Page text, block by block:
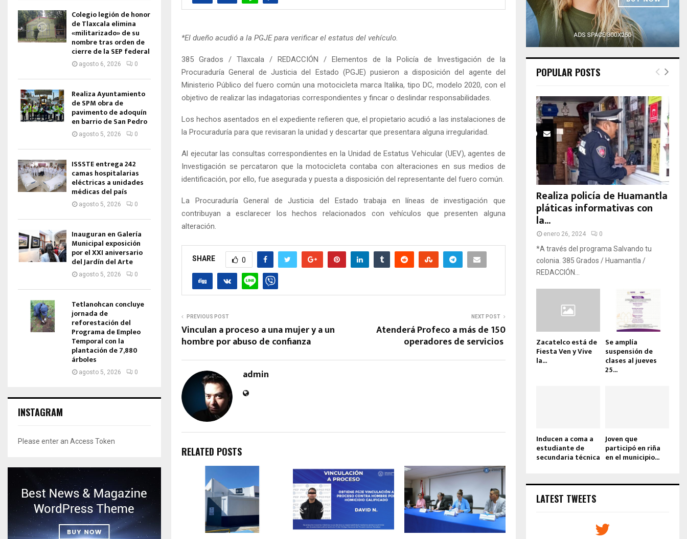
*El dueño acudió a la PGJE para verificar el estatus del vehículo.
385 Grados / Tlaxcala / REDACCIÓN / Elementos de la Policía de Investigación de la
Procuraduría General de Justicia del Estado (PGJE) pusieron a disposición del agente del
Ministerio Público del fuero común una motocicleta marca Italika, tipo DC, modelo 2020, con el
objetivo de realizar las indagatorias correspondientes y fincar o deslindar responsabilidades.
Los hechos asentados en el expediente refieren que, el propietario acudió a las instalaciones de
la Procuraduría para que revisaran la unidad y descartar que presentara alguna irregularidad.
Al ejecutar las consultas correspondientes en la Unidad de Estatus Vehicular (UEV), agentes de
Investigación se percataron que la motocicleta contaba con alteraciones en sus medios de
identificación, por ello, fue asegurada y puesta a disposición del representante del fuero común.
La Procuraduría General de Justicia del Estado trabaja en líneas de investigación que
contribuyan a esclarecer los hechos relacionados con vehículos que presenten alguna
alteración.
SHARE 0
PREVIOUS POST
Vinculan a proceso a una mujer y a un
hombre por abuso de confianza
NEXT POST
Atenderá Profeco a más de 150
operadores de servicios
admin
RELATED POSTS
Colegio legión de honor
de Tlaxcala elimina
«militarizado» de su
nombre tras orden de
cierre de la SEP federal
agosto 6, 2026 0
Realiza Ayuntamiento
de SPM obra de
pavimento de adoquín
en barrio de San Pedro
agosto 5, 2026 0
ISSSTE entrega 242
camas hospitalarias
eléctricas a unidades
médicas del país
agosto 5, 2026 0
Inauguran en Galería
Municipal exposición
por el XXI aniversario
del Jardín del Arte
agosto 5, 2026 0
Tetlanohcan concluye
jornada de
reforestación del
Programa de Empleo
Temporal con la
plantación de 7,880
árboles
agosto 5, 2026 0
INSTAGRAM
Please enter an Access Token
POPULAR POSTS
Realiza policía de Huamantla
pláticas informativas con
la...
enero 26, 2024 0
*A través del programa Salvando tu
colonia. 385 Grados / Huamantla /
REDACCIÓN...
Zacatelco está de
Fiesta Ven y Vive
la...
Se amplía
suspensión de
clases al jueves
25...
Inducen a coma a
estudiante de
secundaria técnica
Joven que
participó en riña
en el municipio...
LATEST TWEETS